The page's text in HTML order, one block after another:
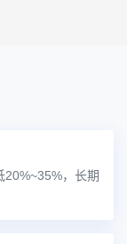
，长期